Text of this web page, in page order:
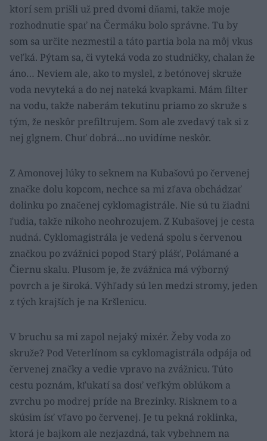
ktorí sem prišli už pred dvomi dňami, takže moje
rozhodnutie spať na Čermáku bolo správne. Tu by
som sa určite nezmestil a táto partia bola na môj vkus
veľká. Pýtam sa, či vyteká voda zo studničky, chalan že
áno… Neviem ale, ako to myslel, z betónovej skruže
voda nevyteká a do nej nateká kvapkami. Mám filter
na vodu, takže naberám tekutinu priamo zo skruže s
tým, že neskôr prefiltrujem. Som ale zvedavý tak si z
nej glgnem. Chuť dobrá…no uvidíme neskôr.
Z Amonovej lúky to seknem na Kubašovú po červenej
značke dolu kopcom, nechce sa mi zľava obchádzať
dolinku po značenej cyklomagistrále. Nie sú tu žiadni
ľudia, takže nikoho neohrozujem. Z Kubašovej je cesta
nudná. Cyklomagistrála je vedená spolu s červenou
značkou po zvážnici popod Starý plášť, Polámané a
Čiernu skalu. Plusom je, že zvážnica má výborný
povrch a je široká. Výhľady sú len medzi stromy, jeden
z tých krajších je na Kršlenicu.
V bruchu sa mi zapol nejaký mixér. Žeby voda zo
skruže? Pod Veterlínom sa cyklomagistrála odpája od
červenej značky a vedie vpravo na zvážnicu. Túto
cestu poznám, kľukatí sa dosť veľkým oblúkom a
zvrchu po modrej príde na Brezinky. Risknem to a
skúsim ísť vľavo po červenej. Je tu pekná roklinka,
ktorá je bajkom ale nezjazdná, tak vybehnem na